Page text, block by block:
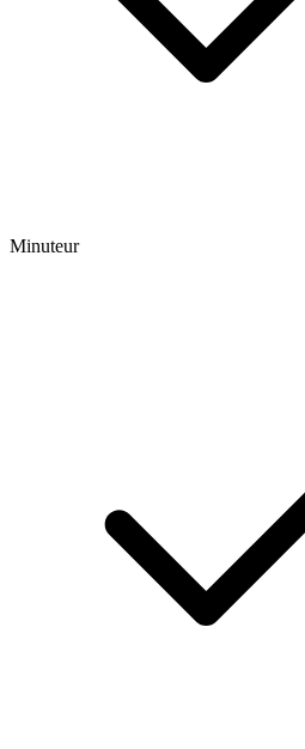
Minuteur